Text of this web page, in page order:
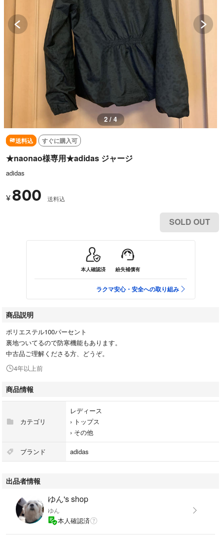
2 / 4
送料込 すぐに購入可
★naonao様専用★adidas ジャージ
adidas
¥ 800 送料込
SOLD OUT
本人確認済 紛失補償有
ラクマ安心・安全への取り組み
商品説明
ポリエステル100パーセント
裏地ついてるので防寒機能もあります。
中古品ご理解くださる方、どうぞ。
4年以上前
商品情報
カテゴリ
レディース
› トップス
› その他
ブランド adidas
出品者情報
ゆん's shop
ゆん
本人確認済